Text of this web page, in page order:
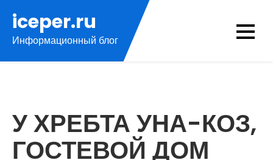
содержимому
iceper.ru
Информационный блог
У ХРЕБТА УНА-КОЗ,
ГОСТЕВОЙ ДОМ